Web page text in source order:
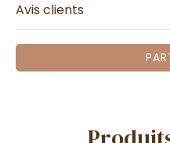
Avis clients